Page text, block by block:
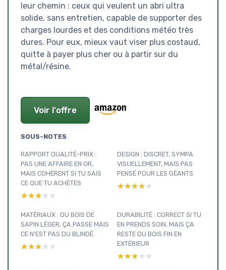
leur chemin : ceux qui veulent un abri ultra
solide, sans entretien, capable de supporter des
charges lourdes et des conditions météo très
dures. Pour eux, mieux vaut viser plus costaud,
quitte à payer plus cher ou à partir sur du
métal/résine.
Voir l'offre
SOUS-NOTES
RAPPORT QUALITÉ-PRIX :
PAS UNE AFFAIRE EN OR,
MAIS COHÉRENT SI TU SAIS
CE QUE TU ACHÈTES
★★★★★
★★★★★
DESIGN : DISCRET, SYMPA
VISUELLEMENT, MAIS PAS
PENSÉ POUR LES GÉANTS
★★★★★
★★★★★
MATÉRIAUX : DU BOIS DE
SAPIN LÉGER, ÇA PASSE MAIS
CE N’EST PAS DU BLINDÉ
★★★★★
★★★★★
DURABILITÉ : CORRECT SI TU
EN PRENDS SOIN, MAIS ÇA
RESTE DU BOIS FIN EN
EXTÉRIEUR
★★★★★
★★★★★